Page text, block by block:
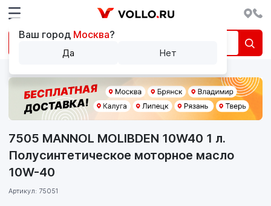
7505 MANNOL MOLIBDEN 10W40 1 л.
Полусинтетическое моторное масло
10W-40
Артикул: 75051
Ваш город Москва?
Да Нет